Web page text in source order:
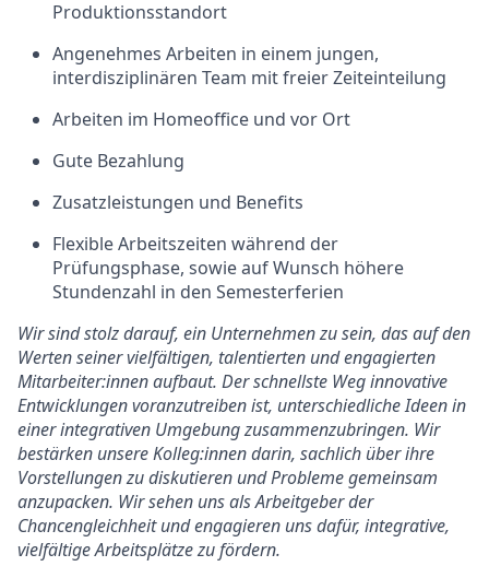
Produktionsstandort
Angenehmes Arbeiten in einem jungen,
interdisziplinären Team mit freier Zeiteinteilung
Arbeiten im Homeoffice und vor Ort
Gute Bezahlung
Zusatzleistungen und Benefits
Flexible Arbeitszeiten während der
Prüfungsphase, sowie auf Wunsch höhere
Stundenzahl in den Semesterferien
Wir sind stolz darauf, ein Unternehmen zu sein, das auf den
Werten seiner vielfältigen, talentierten und engagierten
Mitarbeiter:innen aufbaut. Der schnellste Weg innovative
Entwicklungen voranzutreiben ist, unterschiedliche Ideen in
einer integrativen Umgebung zusammenzubringen. Wir
bestärken unsere Kolleg:innen darin, sachlich über ihre
Vorstellungen zu diskutieren und Probleme gemeinsam
anzupacken. Wir sehen uns als Arbeitgeber der
Chancengleichheit und engagieren uns dafür, integrative,
vielfältige Arbeitsplätze zu fördern.